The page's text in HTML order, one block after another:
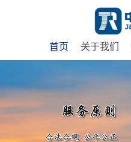
首页 关于我们